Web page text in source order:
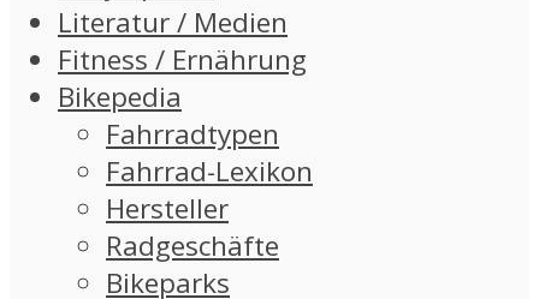
Literatur / Medien
Fitness / Ernährung
Bikepedia
Fahrradtypen
Fahrrad-Lexikon
Hersteller
Radgeschäfte
Bikeparks